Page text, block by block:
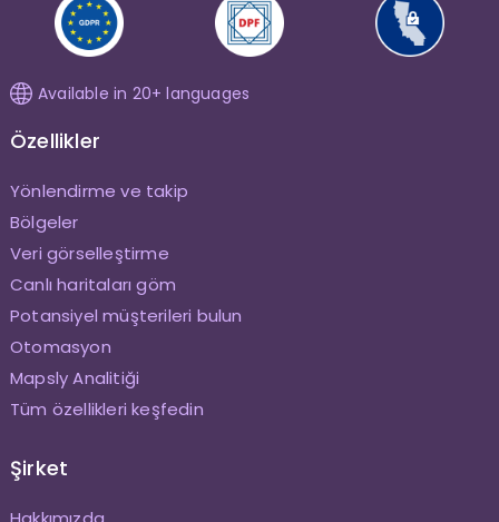
Available in 20+ languages
Özellikler
Yönlendirme ve takip
Bölgeler
Veri görselleştirme
Canlı haritaları göm
Potansiyel müşterileri bulun
Otomasyon
Mapsly Analitiği
Tüm özellikleri keşfedin
Şirket